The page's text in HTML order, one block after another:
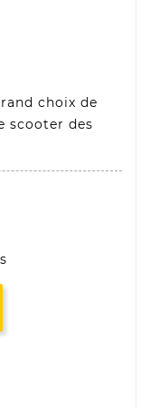
choix de
scooter des